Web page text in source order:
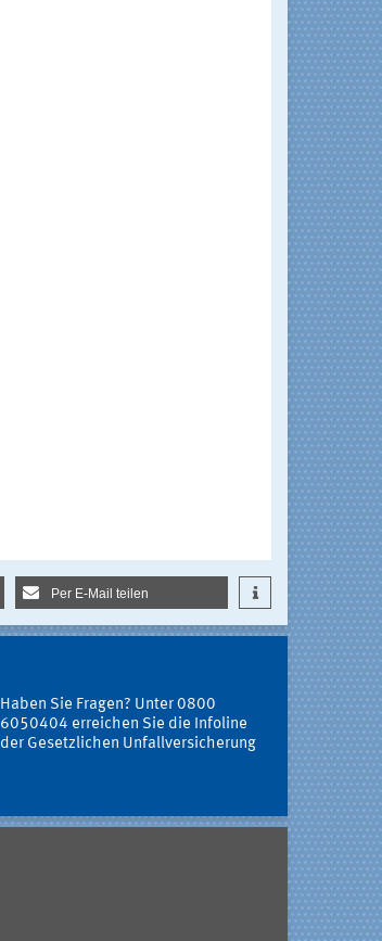
Per E-Mail teilen
Haben Sie Fragen? Unter 0800
6050404 erreichen Sie die Infoline
der Gesetzlichen Unfallversicherung